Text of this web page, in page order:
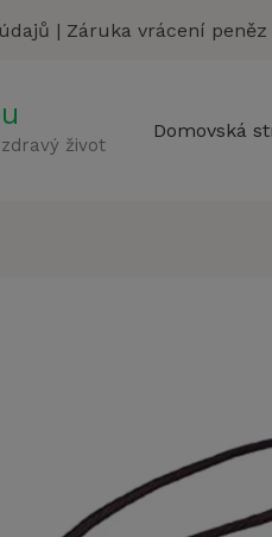
| Záruka vrácení peněz
život
Domovská